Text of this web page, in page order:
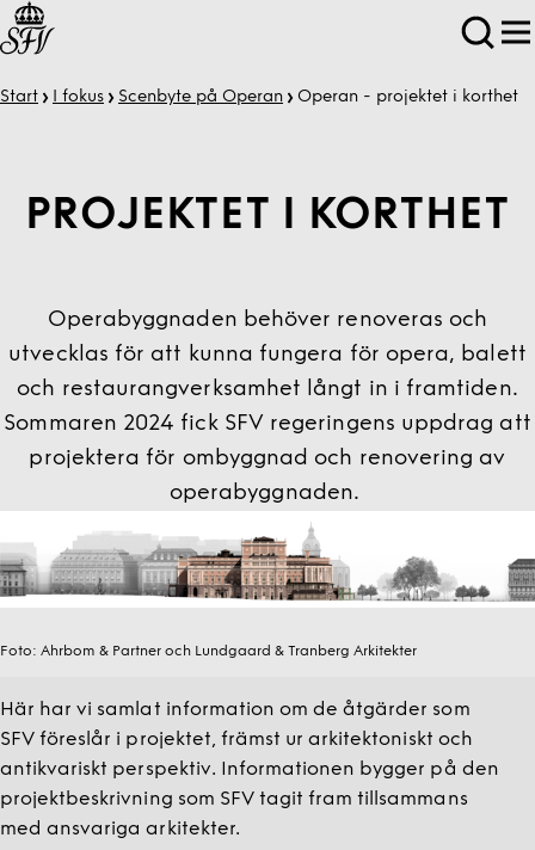
Start I fokus Scenbyte på Operan Operan - projektet i korthet
PROJEKTET I KORTHET
Operabyggnaden behöver renoveras och
utvecklas för att kunna fungera för opera, balett
och restaurangverksamhet långt in i framtiden.
Sommaren 2024 fick SFV regeringens uppdrag att
projektera för ombyggnad och renovering av
operabyggnaden.
Foto: Ahrbom & Partner och Lundgaard & Tranberg Arkitekter
Här har vi samlat information om de åtgärder som
SFV föreslår i projektet, främst ur arkitektoniskt och
antikvariskt perspektiv. Informationen bygger på den
projektbeskrivning som SFV tagit fram tillsammans
med ansvariga arkitekter.